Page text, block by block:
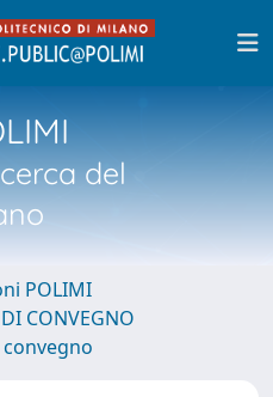
del
POLIMI
CONVEGNO